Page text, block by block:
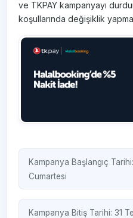
ve TKPAY kampanyayı
koşullarında değişiklik yapma
Kampanya Başlangıç
Cumartesi
Kampanya Bitiş Tarihi: 31